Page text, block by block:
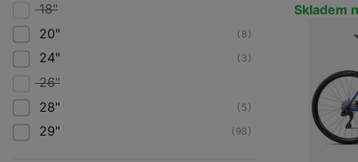
Skladem
18"
20"
(8)
24" (3)
26"
28"
(5)
29" (98)